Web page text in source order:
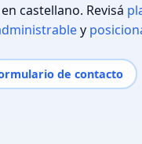
castellano. Revisá
y
de contacto